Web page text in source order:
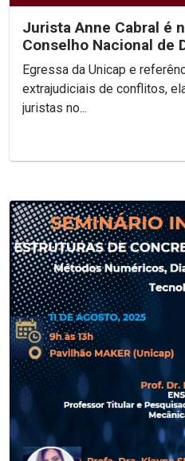
Jurista Anne Cabral é
Conselho Nacional de
Social Sustentável
Egressa da Unicap e
extrajudiciais de conflitos,
juristas no...